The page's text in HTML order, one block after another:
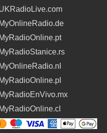
MyOnlineRadio.de
MyRadioOnline.pt
MyRadioStanice.rs
MyOnlineRadio.nl
MyRadioOnline.pl
MyRadioEnVivo.mx
MyRadioOnline.cl